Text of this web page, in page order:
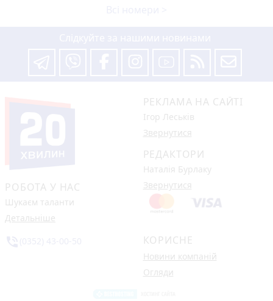
РОБОТА У НАС
Шукаєм таланти
Детальніше
РЕКЛАМА НА САЙТІ
Ігор Леськів
Звернутися
РЕДАКТОРИ
Наталія Бурлаку
Звернутися
КОРИСНЕ
Новини компаній
Огляди